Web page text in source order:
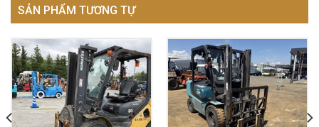
SẢN PHẨM TƯƠNG TỰ